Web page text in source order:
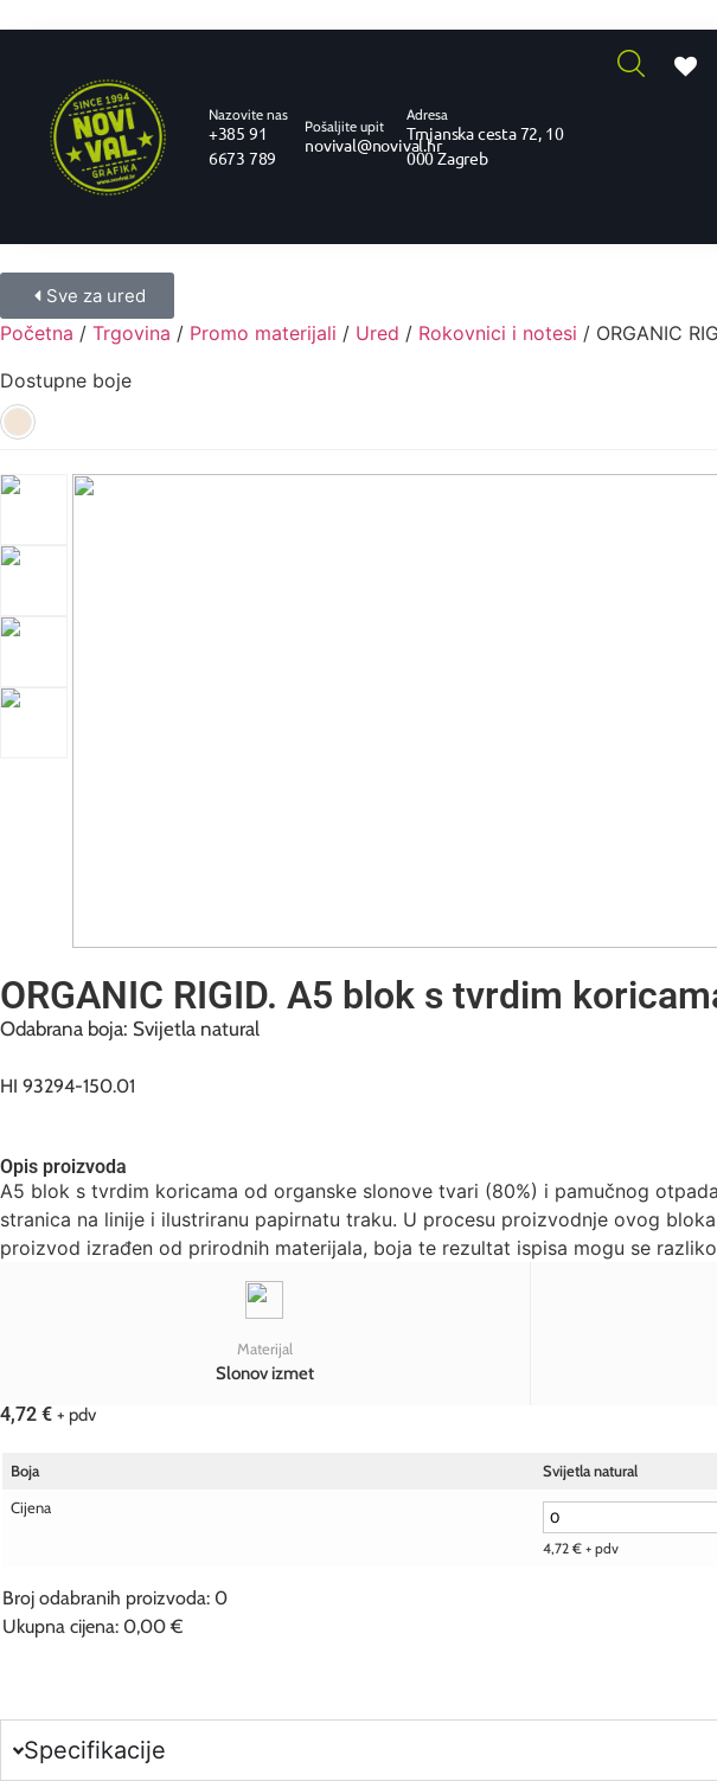
Nazovite nas
+385 91
6673 789
Pošaljite upit
novival@novival.hr
Adresa
Trnjanska cesta 72, 10
000 Zagreb
Sve za ured
Početna / Trgovina / Promo materijali / Ured / Rokovnici i notesi / ORGANIC
Dostupne boje
ORGANIC RIGID. A5 blok s tvrdim
Odabrana boja: Svijetla natural
HI 93294-150.01
Opis proizvoda
A5 blok s tvrdim koricama od organske slonove tvari (80%) i pamučnog
stranica na linije i ilustriranu papirnatu traku. U procesu proizvodnje ovog
proizvod izrađen od prirodnih materijala, boja te rezultat ispisa mogu se
Materijal
Slonov izmet
4,72 € + pdv
Boja
Svijetla natural
Cijena
4,72 € + pdv
Broj odabranih proizvoda: 0
Ukupna cijena: 0,00 €
Your
totalSpecifikacije